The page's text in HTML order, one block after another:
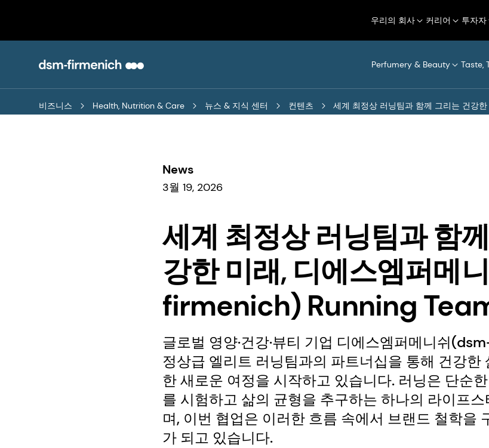
우리의 회사 커리어 투자자
Perfumery & Beauty Taste,
비즈니스 Health, Nutrition & Care 뉴스 & 지식 센터 컨텐츠 세계 최정상 러닝팀과 함께 그리는 건강
News
3월 19, 2026
세계 최정상 러닝팀과 함
강한 미래, 디에스엠퍼메
firmenich) Running
글로벌 영양·건강·뷰티 기업 디에스엠퍼메니쉬
정상급 엘리트 러닝팀과의 파트너십을 통해 건강한
한 새로운 여정을 시작하고 있습니다. 러닝은 단순
를 시험하고 삶의 균형을 추구하는 하나의 라이프
며, 이번 협업은 이러한 흐름 속에서 브랜드 철학을
가 되고 있습니다.